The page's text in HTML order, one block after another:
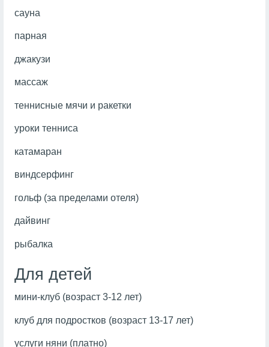
сауна
парная
джакузи
массаж
теннисные мячи и ракетки
уроки тенниса
катамаран
виндсерфинг
гольф (за пределами отеля)
дайвинг
рыбалка
Для детей
мини-клуб (возраст 3-12 лет)
клуб для подростков (возраст 13-17 лет)
услуги няни (платно)